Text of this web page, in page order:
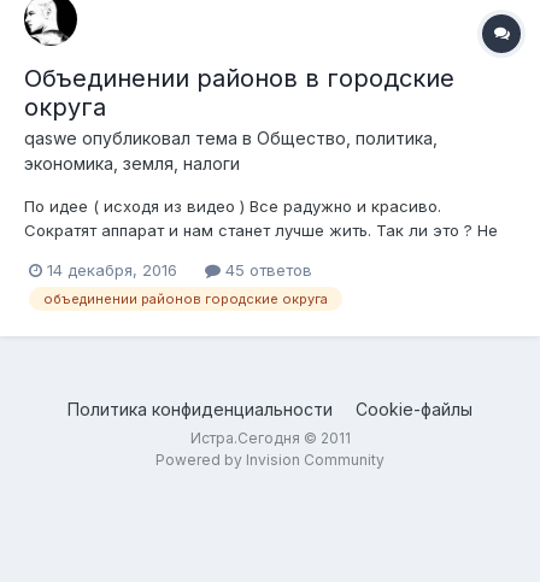
Объединении районов в городские
округа
qaswe опубликовал тема в Общество, политика,
экономика, земля, налоги
По идее ( исходя из видео ) Все радужно и красиво.
Сократят аппарат и нам станет лучше жить. Так ли это ? Не
водоотведение? Сегодня были слушания в старой школе -
говорят все депутаты против, это и понятно - их могут убрать.
14 декабря, 2016 45 ответов
объединении районов городские округа
Политика конфиденциальности Cookie-файлы
Истра.Сегодня © 2011
Powered by Invision Community